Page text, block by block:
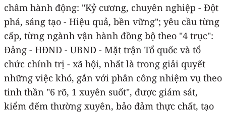
châm hành động: "Kỷ cương, chuyên nghiệp - Đột
phá, sáng tạo - Hiệu quả, bền vững"; yêu cầu từng
cấp, từng ngành vận hành đồng bộ theo "4 trục":
Đảng - HĐND - UBND - Mặt trận Tổ quốc và tổ
chức chính trị - xã hội, nhất là trong giải quyết
những việc khó, gắn với phân công nhiệm vụ theo
tinh thần "6 rõ, 1 xuyên suốt", được giám sát,
kiểm đếm thường xuyên, bảo đảm thực chất, tạo